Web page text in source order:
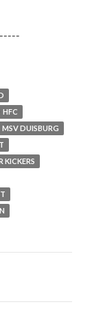
HFC
MSV DUISBURG
KICKERS